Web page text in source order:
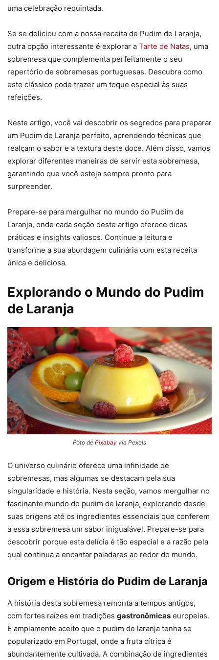
uma celebração requintada.
Se se deliciou com a nossa receita de Pudim de Laranja,
outra opção interessante é explorar a Tarte de Natas, uma
sobremesa que complementa perfeitamente o seu
repertório de sobremesas portuguesas. Descubra como
este clássico pode trazer um toque especial às suas
refeições.
Neste artigo, você vai descobrir os segredos para preparar
um Pudim de Laranja perfeito, aprendendo técnicas que
realçam o sabor e a textura deste doce. Além disso, vamos
explorar diferentes maneiras de servir esta sobremesa,
garantindo que você esteja sempre pronto para
surpreender.
Prepare-se para mergulhar no mundo do Pudim de
Laranja, onde cada seção deste artigo oferece dicas
práticas e insights valiosos. Continue a leitura e
transforme a sua abordagem culinária com esta receita
única e deliciosa.
Explorando o Mundo do Pudim
de Laranja
Foto de Pixabay via Pexels
O universo culinário oferece uma infinidade de
sobremesas, mas algumas se destacam pela sua
singularidade e história. Nesta seção, vamos mergulhar no
fascinante mundo do pudim de laranja, explorando desde
suas origens até os ingredientes essenciais que conferem
a essa sobremesa um sabor inigualável. Prepare-se para
descobrir porque esta delícia é tão especial e a razão pela
qual continua a encantar paladares ao redor do mundo.
Origem e História do Pudim de Laranja
A história desta sobremesa remonta a tempos antigos,
com fortes raízes em tradições gastronômicas europeias.
É amplamente aceito que o pudim de laranja tenha se
popularizado em Portugal, onde a fruta cítrica é
abundantemente cultivada. A combinação de ingredientes